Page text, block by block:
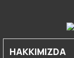
HAKKIMIZDA